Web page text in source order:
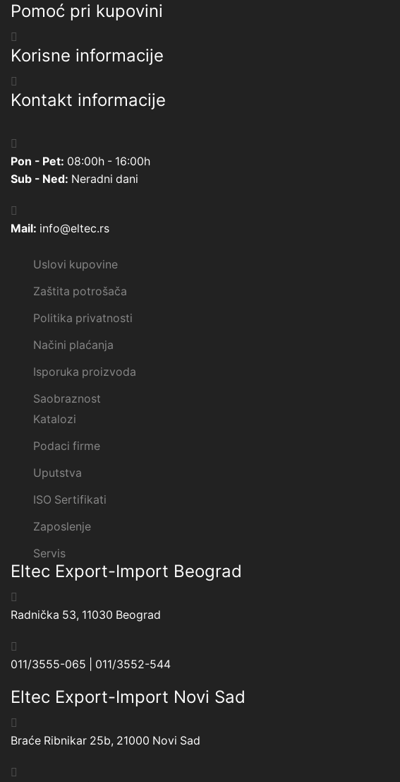
Pomoć pri kupovini
Korisne informacije
Kontakt informacije
Pon - Pet: 08:00h - 16:00h
Sub - Ned: Neradni dani
Mail: info@eltec.rs
Uslovi kupovine
Zaštita potrošača
Politika privatnosti
Načini plaćanja
Isporuka proizvoda
Saobraznost
Katalozi
Podaci firme
Uputstva
ISO Sertifikati
Zaposlenje
Servis
Eltec Export-Import Beograd
Radnička 53, 11030 Beograd
011/3555-065 | 011/3552-544
Eltec Export-Import Novi Sad
Braće Ribnikar 25b, 21000 Novi Sad